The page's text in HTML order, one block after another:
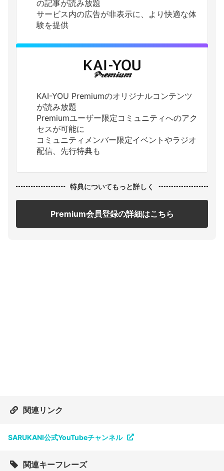
の記事が読み放題
サービス内の広告が非表示に、より快適な体
験を提供
KAI-YOU Premiumのオリジナルコンテンツ
が読み放題
Premiumユーザー限定コミュニティへのアク
セスが可能に
コミュニティメンバー限定イベントやラジオ
配信、先行特典も
特典についてもっと詳しく
Premium会員登録の詳細はこちら
関連リンク
SARUKANI公式YouTubeチャンネル
関連キーフレーズ